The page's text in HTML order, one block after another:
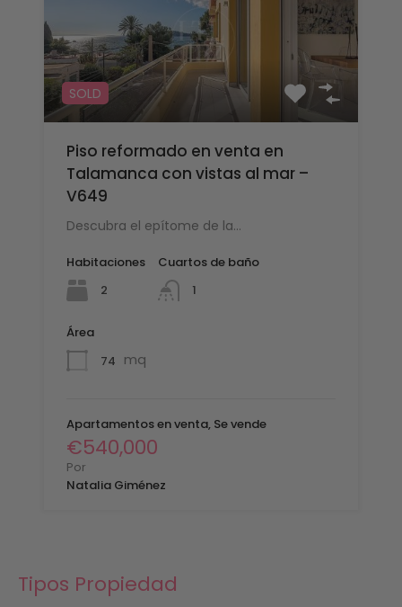
SOLD
Piso reformado en venta en
Talamanca con vistas al mar –
V649
Descubra el epítome de la…
Habitaciones
2
Cuartos de baño
1
Área
74 mq
Apartamentos en venta, Se vende
€540,000
Por
Natalia Giménez
Tipos Propiedad